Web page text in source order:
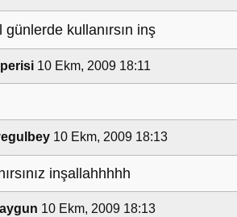
günlerde kullanırsın inş
10 Ekm, 2009 18:11
10 Ekm, 2009 18:13
inşallahhhhh
10 Ekm, 2009 18:13